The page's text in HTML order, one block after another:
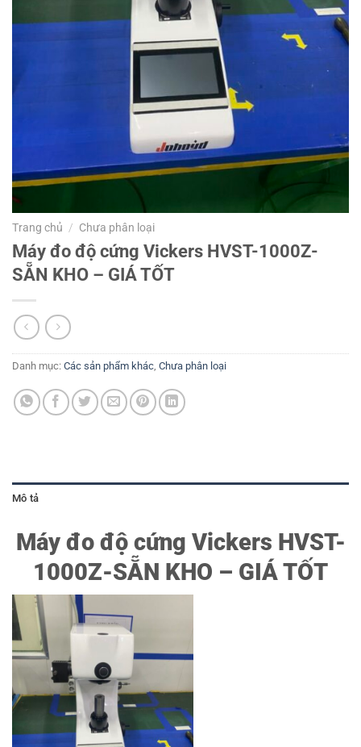
Trang chủ / Chưa phân loại
Máy đo độ cứng Vickers HVST-1000Z-
SẴN KHO – GIÁ TỐT
Danh mục: Các sản phẩm khác Chưa phân loại
Mô tả
Máy đo độ cứng Vickers HVST-
1000Z-SẴN KHO – GIÁ TỐT